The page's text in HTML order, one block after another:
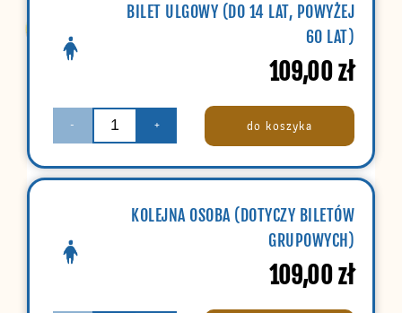
BILET ULGOWY (DO 14 LAT, POWYŻEJ
60 LAT)
109,00zł
- + do koszyka
KOLEJNA OSOBA (DOTYCZY BILETÓW
GRUPOWYCH)
109,00zł